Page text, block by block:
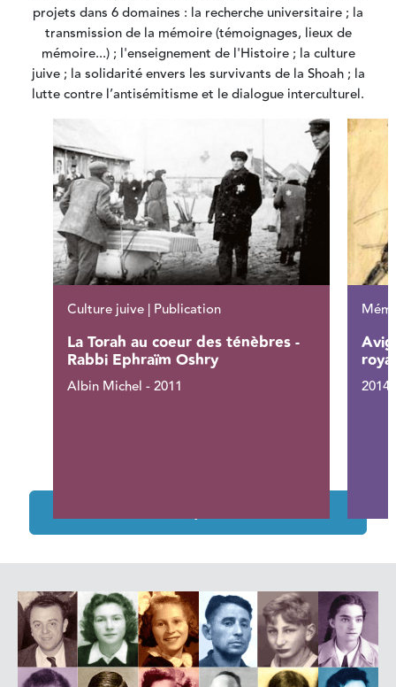
projets dans 6 domaines : la recherche universitaire ; la
transmission de la mémoire (témoignages, lieux de
mémoire...) ; l'enseignement de l'Histoire ; la culture
juive ; la solidarité envers les survivants de la Shoah ; la
lutte contre l’antisémitisme et le dialogue interculturel.
Culture juive | Publication
La Torah au coeur des ténèbres -
Rabbi Ephraïm Oshry
Albin Michel - 2011 2014